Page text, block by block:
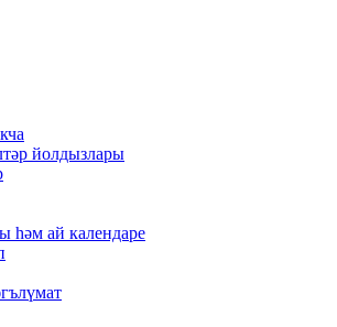
йолдызлары
һәм ай календаре